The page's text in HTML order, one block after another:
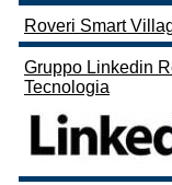
Roveri Smart
Gruppo Linkedin
Tecnologia